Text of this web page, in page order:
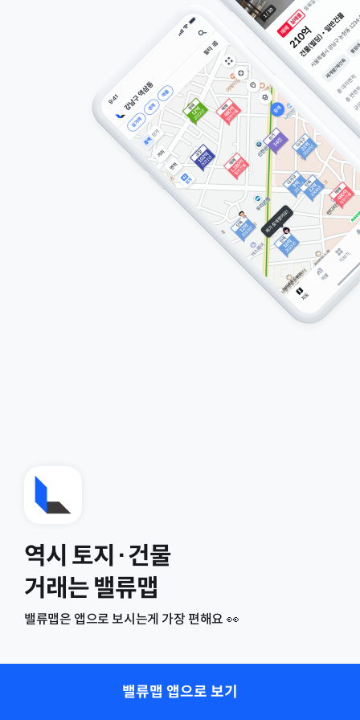
역시 토지·건물
거래는 밸류맵
밸류맵은 앱으로 보시는게 가장 편해요 👀
밸류맵 앱으로 보기